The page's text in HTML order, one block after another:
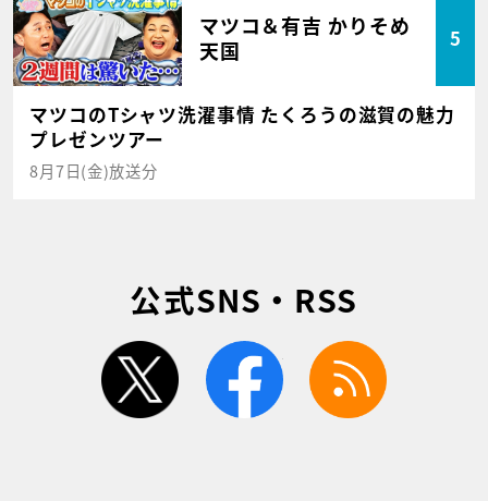
マツコ＆有吉 かりそめ
天国
5
マツコのTシャツ洗濯事情 たくろうの滋賀の魅力
プレゼンツアー
8月7日(金)放送分
公式SNS・RSS
twitter facebook